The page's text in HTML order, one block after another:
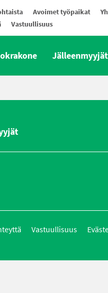
Avoimet työpaikat
Vastuullisuus
Jälleenmyyjät
Vastuullisuus